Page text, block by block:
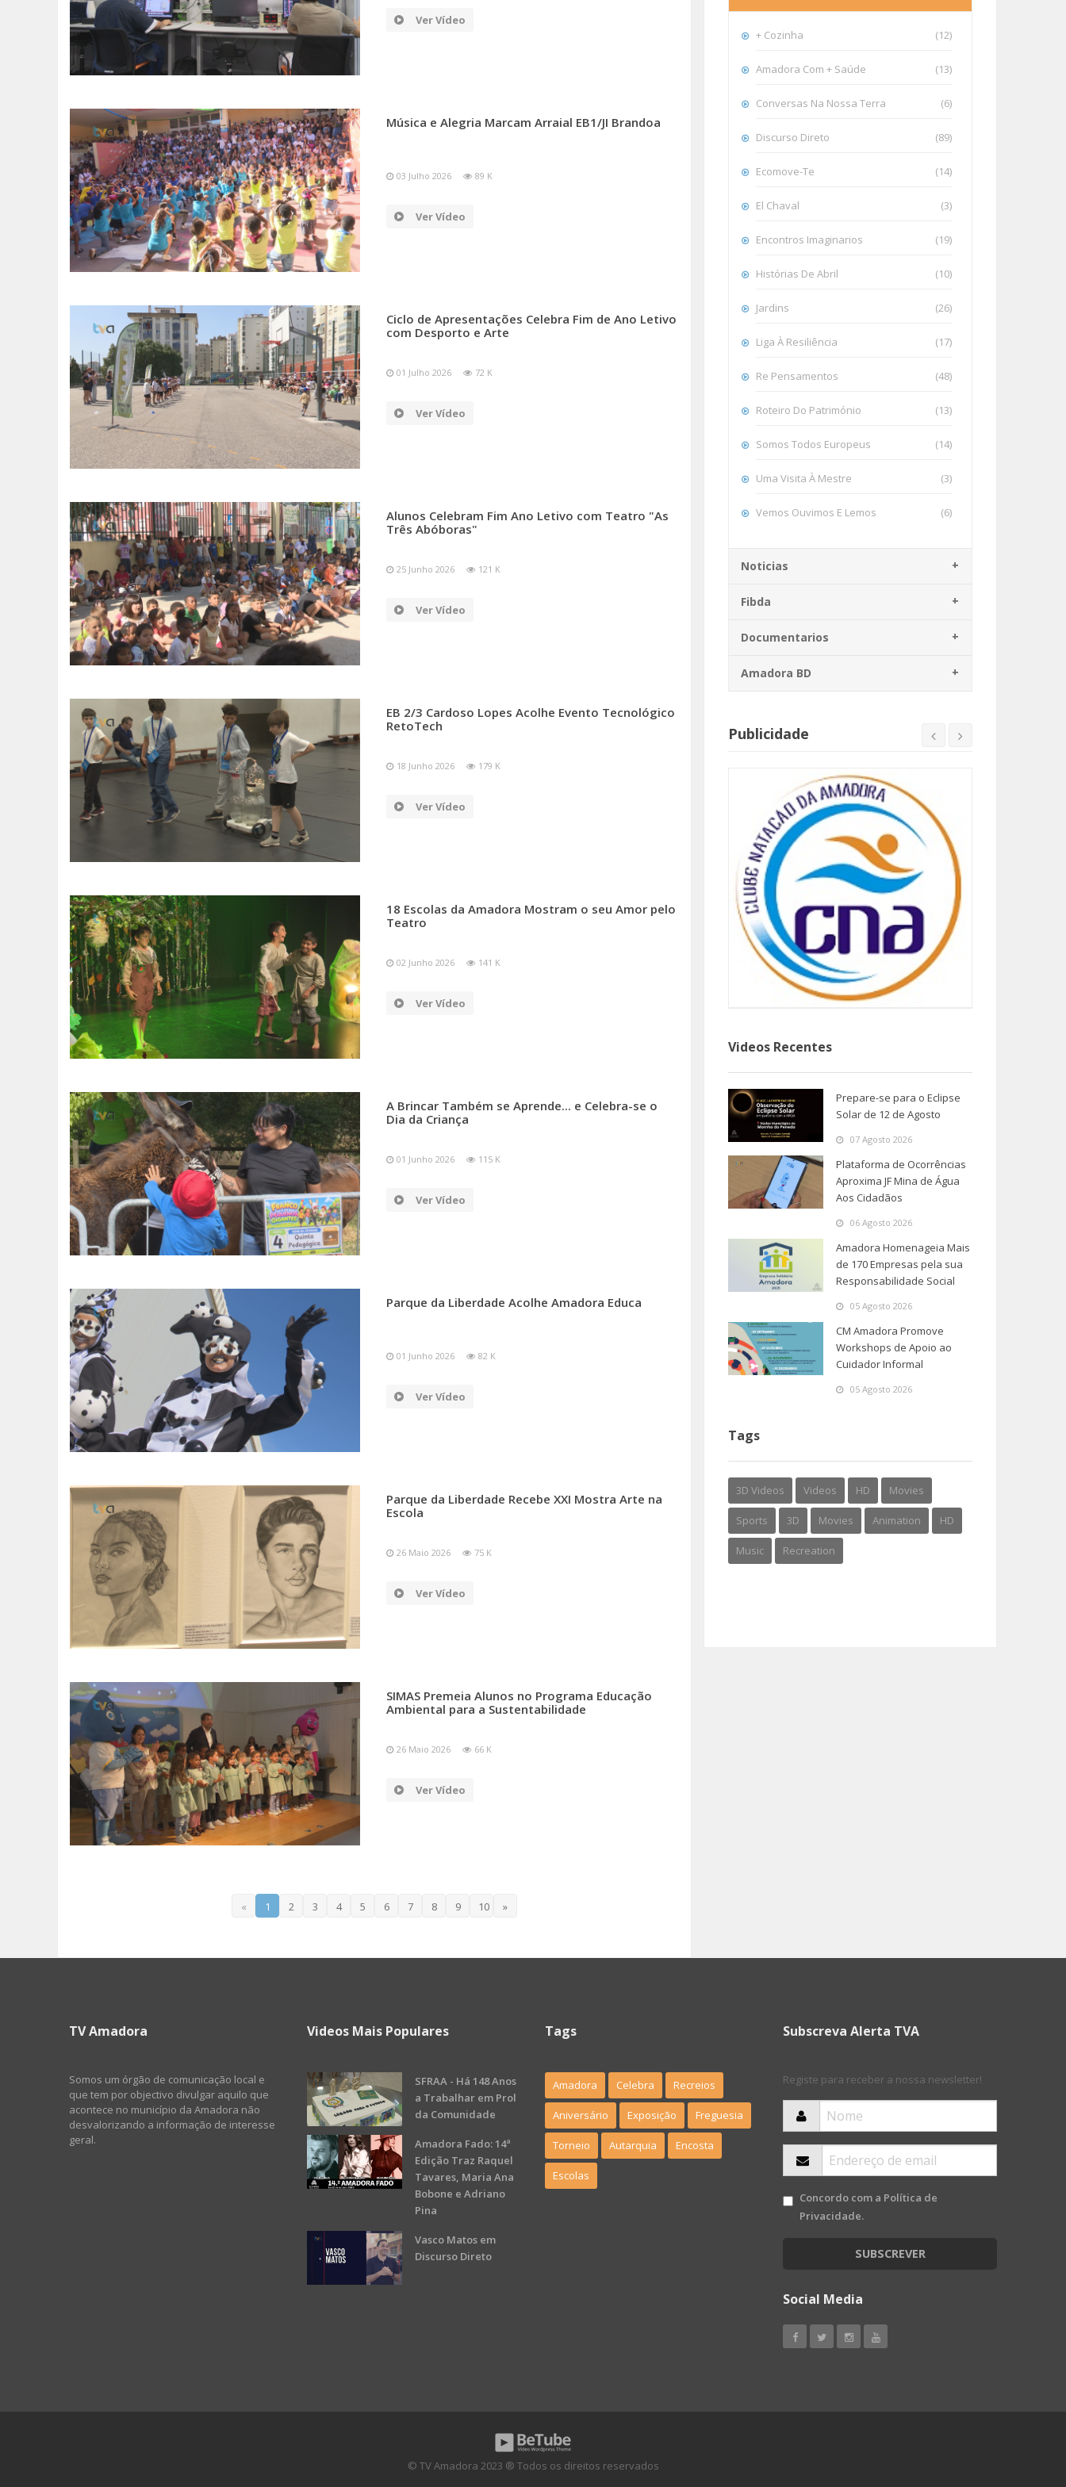
SOMOS TODOS EUROPEUS
ENCONTROS IMAGINÁRIOS
VEMOS OUVIMOS E LEMOS
(RE) PENSAMENTOS
ECOMOVE-TE
HISTÓRIAS DE ABRIL
Ver Vídeo
Música e Alegria Marcam Arraial EB1/JI Brandoa
03 Julho 2026 89 K
Ver Vídeo
Ciclo de Apresentações Celebra Fim de Ano Letivo
com Desporto e Arte
01 Julho 2026 72 K
Ver Vídeo
Alunos Celebram Fim Ano Letivo com Teatro "As
Três Abóboras"
25 Junho 2026 121 K
Ver Vídeo
EB 2/3 Cardoso Lopes Acolhe Evento Tecnológico
RetoTech
18 Junho 2026 179 K
Ver Vídeo
18 Escolas da Amadora Mostram o seu Amor pelo
Teatro
02 Junho 2026 141 K
Ver Vídeo
A Brincar Também se Aprende... e Celebra-se o
Dia da Criança
01 Junho 2026 115 K
Ver Vídeo
Parque da Liberdade Acolhe Amadora Educa
01 Junho 2026 82 K
Ver Vídeo
Parque da Liberdade Recebe XXI Mostra Arte na
Escola
26 Maio 2026 75 K
Ver Vídeo
SIMAS Premeia Alunos no Programa Educação
Ambiental para a Sustentabilidade
26 Maio 2026 66 K
Ver Vídeo
« 1 2 3 4 5 6 7 8 9 10 »
+ Cozinha (12)
Amadora Com + Saúde (13)
Conversas Na Nossa Terra (6)
Discurso Direto (89)
Ecomove-Te (14)
El Chaval (3)
Encontros Imaginarios (19)
Histórias De Abril (10)
Jardins (26)
Liga À Resiliência (17)
Re Pensamentos (48)
Roteiro Do Património (13)
Somos Todos Europeus (14)
Uma Visita À Mestre (3)
Vemos Ouvimos E Lemos (6)
Noticias
Fibda
Documentarios
Amadora BD
Publicidade
Videos Recentes
Prepare-se para o Eclipse
Solar de 12 de Agosto
07 Agosto 2026
Plataforma de Ocorrências
Aproxima JF Mina de Água
Aos Cidadãos
06 Agosto 2026
Amadora Homenageia Mais
de 170 Empresas pela sua
Responsabilidade Social
05 Agosto 2026
CM Amadora Promove
Workshops de Apoio ao
Cuidador Informal
05 Agosto 2026
Tags
3D Videos Videos HD Movies
Sports 3D Movies Animation HD
Music Recreation
TV Amadora
Somos um órgão de comunicação local e
que tem por objectivo divulgar aquilo que
acontece no município da Amadora não
desvalorizando a informação de interesse
geral.
Videos Mais Populares
SFRAA - Há 148 Anos
a Trabalhar em Prol
da Comunidade
Amadora Fado: 14ª
Edição Traz Raquel
Tavares, Maria Ana
Bobone e Adriano
Pina
Vasco Matos em
Discurso Direto
Tags
Amadora Celebra Recreios
Aniversário Exposição Freguesia
Torneio Autarquia Encosta
Escolas
Subscreva Alerta TVA
Registe para receber a nossa newsletter!
Concordo com a Política de
Privacidade.
SUBSCREVER
Social Media
© TV Amadora 2023 ® Todos os direitos reservados